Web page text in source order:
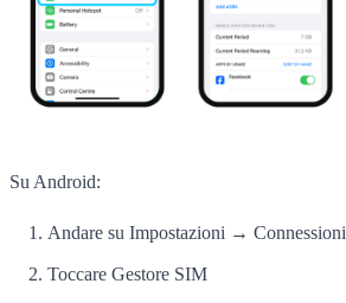
Su Android:
Andare su Impostazioni → Connessioni
Toccare Gestore SIM